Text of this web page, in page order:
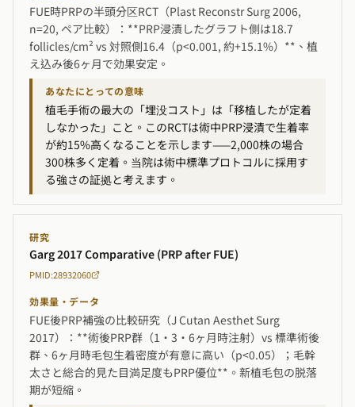
FUE時PRPの半頭分区RCT（Plast Reconstr Surg 2006,
n=20, ペア比較）：**PRP浸漬したグラフト側は18.7
follicles/cm² vs 対照側16.4（p<0.001, 約+15.1%）**、植
え込み後6ヶ月で効果安定。
あなたにとっての意味
植毛手術の最大の「埋没コスト」は「移植したが定着
しなかった」こと。このRCTは術中PRP浸漬で生着率
が約15%高くなることを示します——2,000株の場合
300株多く定着。当院は術中標準プロトコルに採用す
る強さの証拠と考えます。
研究
Garg 2017 Comparative (PRP after FUE)
PMID:28932060
効果量・データ
FUE後PRP補強の比較研究（J Cutan Aesthet Surg
2017）：**術後PRP群（1・3・6ヶ月時注射）vs 標準術後
群、6ヶ月時毛包生着密度が有意に高い（p<0.05）；毛幹
太さと総合的見た目満足度もPRP優位**。新植毛包の脱落
期が短縮。